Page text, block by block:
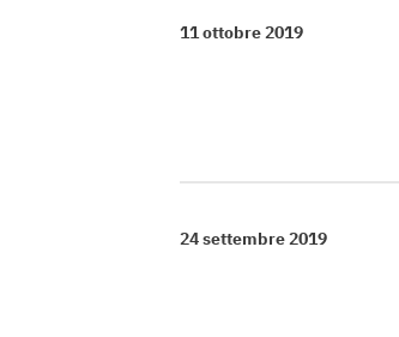
11 ottobre 2019
24 settembre 2019